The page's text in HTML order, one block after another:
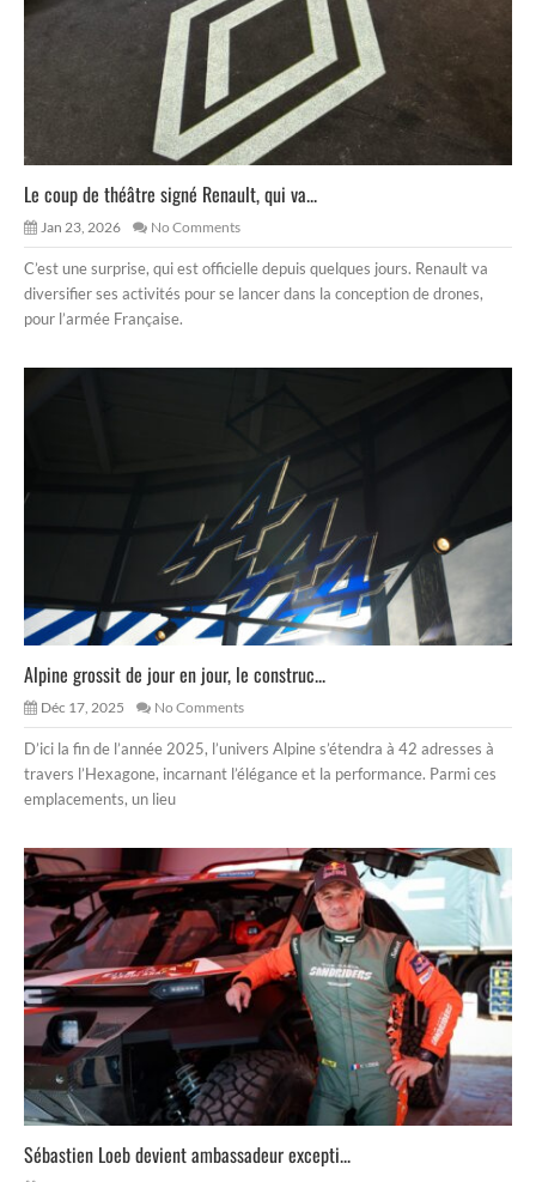
Le coup de théâtre signé Renault, qui va...
Jan 23, 2026 No Comments
C’est une surprise, qui est officielle depuis quelques jours. Renault va
diversifier ses activités pour se lancer dans la conception de drones,
pour l’armée Française.
Alpine grossit de jour en jour, le construc...
Déc 17, 2025 No Comments
D’ici la fin de l’année 2025, l’univers Alpine s’étendra à 42 adresses à
travers l’Hexagone, incarnant l’élégance et la performance. Parmi ces
emplacements, un lieu
Sébastien Loeb devient ambassadeur excepti...